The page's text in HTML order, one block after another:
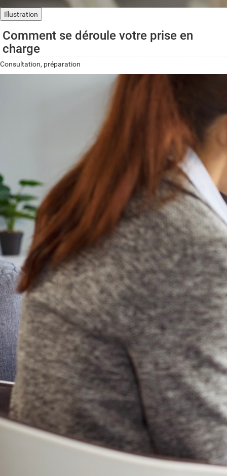
Illustration
Comment se déroule votre prise en
charge
Consultation, préparation